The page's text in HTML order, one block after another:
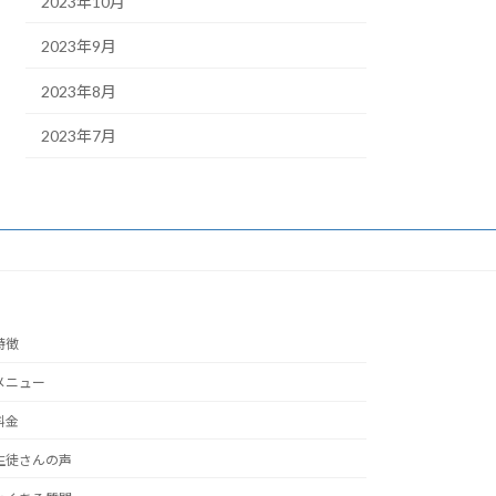
2023年9月
2023年8月
2023年7月
徴
ニュー
金
徒さんの声